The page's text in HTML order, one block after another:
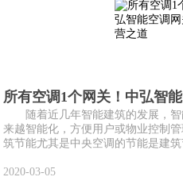
所有空调1个网关！中弘智
随着近几年智能建筑的发展，智
来越智能化，方便用户或物业控制
筑节能尤其是中央空调的节能是建筑
2020-03-05